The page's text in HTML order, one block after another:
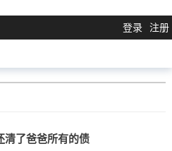
登录 注册
清了爸爸所有的债